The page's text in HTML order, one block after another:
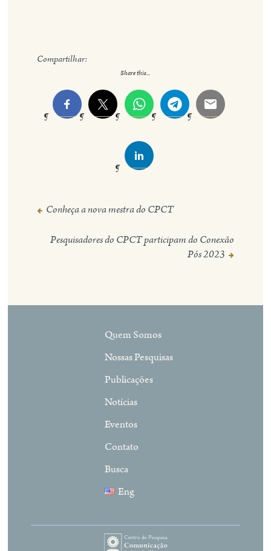
Compartilhar:
Share this...
Navegação
de
Conheça a nova mestra do CPCT
Pesquisadores do CPCT participam do Conexão
Pós 2023
Quem Somos
Nossas Pesquisas
Publicações
Notícias
Eventos
Contato
Busca
Eng